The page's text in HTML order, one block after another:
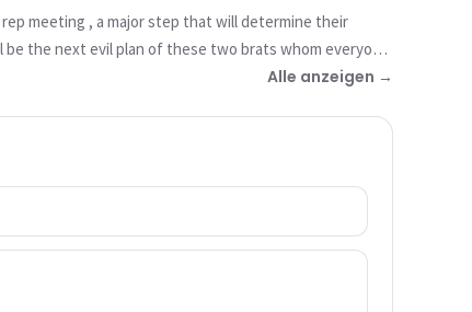
meeting , a major step that will determine their
the next evil plan of these two brats whom everyone
Alle anzeigen →